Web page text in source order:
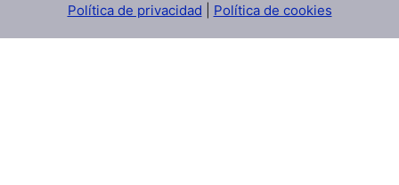
Política de privacidad
Política de cookies